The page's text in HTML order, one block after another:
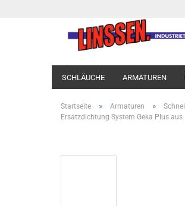
SCHLÄUCHE ARMATUREN
Startseite » Armaturen »
Ersatzdichtung System Geka Plus aus